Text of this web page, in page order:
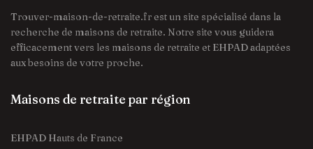
Trouver-maison-de-retraite.fr est un site spécialisé dans la
recherche de maisons de retraite. Notre site vous guidera
efficacement vers les maisons de retraite et EHPAD adaptées
aux besoins de votre proche.
Maisons de retraite par région
EHPAD Hauts de France